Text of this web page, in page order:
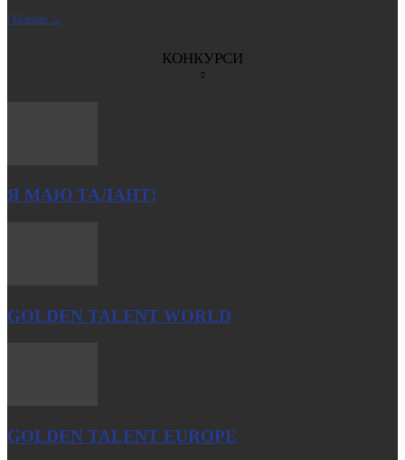
| Більше →
КОНКУРСИ
Я МАЮ ТАЛАНТ!
GOLDEN TALENT WORLD
GOLDEN TALENT EUROPE